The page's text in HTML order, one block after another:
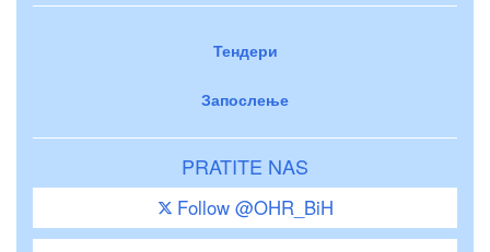
Тендери
Запослење
PRATITE NAS
Follow @OHR_BiH